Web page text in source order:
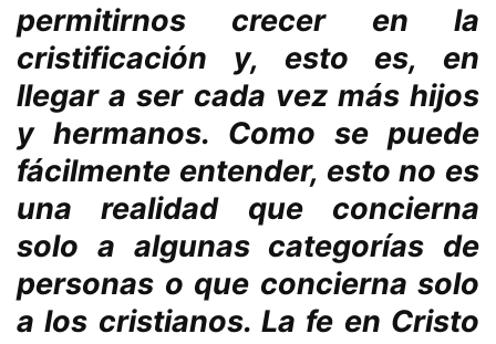
permitirnos crecer en la
cristificación y, esto es, en
llegar a ser cada vez más hijos
y hermanos. Como se puede
fácilmente entender, esto no es
una realidad que concierna
solo a algunas categorías de
personas o que concierna solo
a los cristianos. La fe en Cristo